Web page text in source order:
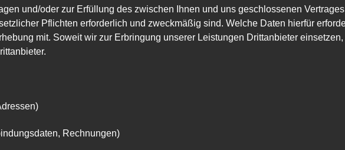
und/oder zur Erfüllung des zwischen Ihnen und uns geschlossenen
Pflichten erforderlich und zweckmäßig sind. Welche Daten hierfür
mit. Soweit wir zur Erbringung unserer Leistungen Drittanbieter
Rechnungen)